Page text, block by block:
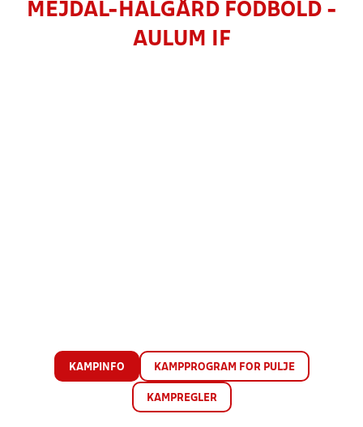
MEJDAL-HALGÅRD FODBOLD -
AULUM IF
KAMPINFO KAMPPROGRAM FOR PULJE
KAMPREGLER